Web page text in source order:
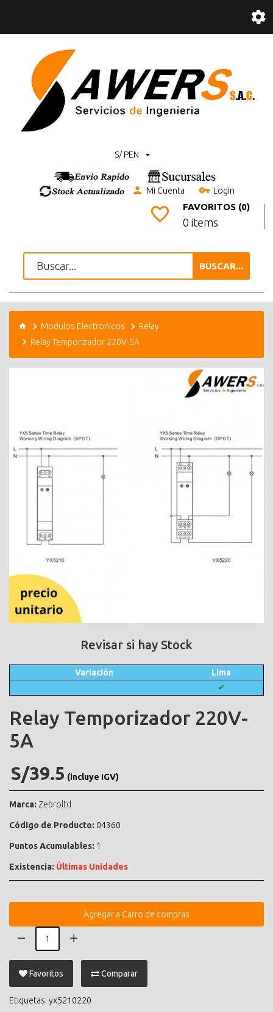
S/ PEN
Mi Cuenta Login
FAVORITOS (0)
0 items
BUSCAR...
Modulos Electronicos
Relay
Relay Temporizador 220V-5A
Revisar si hay Stock
Variación Lima
✔
Relay Temporizador 220V-
5A
S/39.5 (incluye IGV)
Marca: Zebroltd
Código de Producto: 04360
Puntos Acumulables: 1
Existencia: Últimas Unidades
Agregar a Carro de compras
Favoritos Comparar
Etiquetas: yx5210220